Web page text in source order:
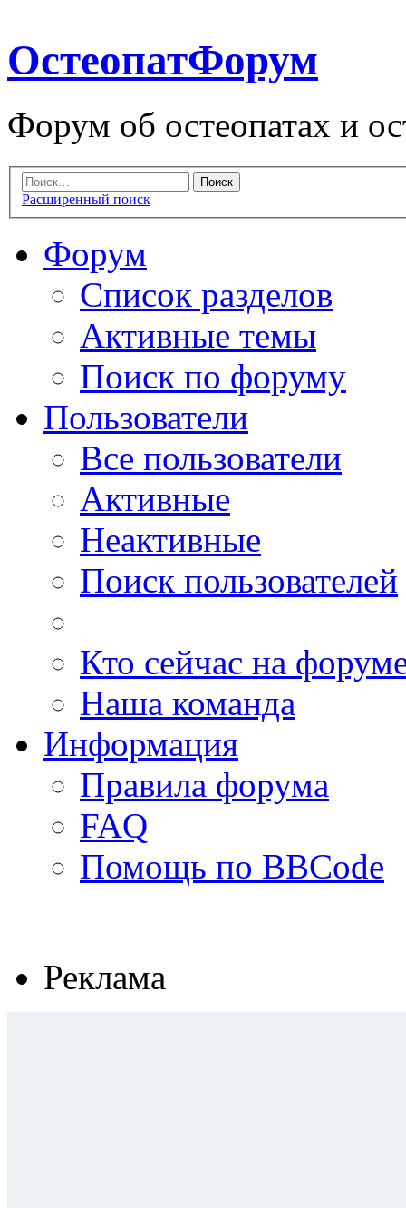
ОстеопатФорум
Форум об остеопатах и
Расширенный поиск
Форум
Список разделов
Активные темы
Поиск по форуму
Пользователи
Все пользователи
Активные
Неактивные
Поиск пользователей
Кто сейчас на
Наша команда
Информация
Правила форума
FAQ
Помощь по BBCode
Реклама